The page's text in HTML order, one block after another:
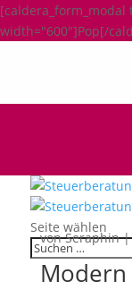
width="600"]Pop[/
Seite wählen
vonSeraphin